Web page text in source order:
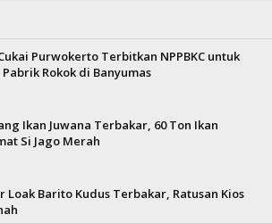
Purwokerto Terbitkan NPPBKC untuk
Rokok di Banyumas
Ikan Juwana Terbakar, 60 Ton Ikan
Si Jago Merah
Loak Barito Kudus Terbakar, Ratusan Kios